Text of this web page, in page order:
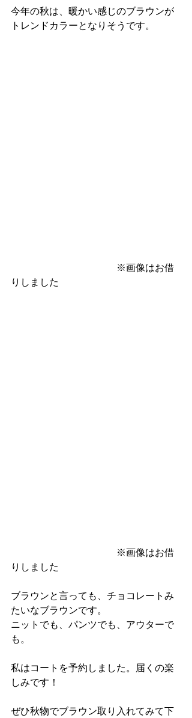
今年の秋は、暖かい感じのブラウンが
トレンドカラーとなりそうです。
※画像はお借
りしました
※画像はお借
りしました
ブラウンと言っても、チョコレートみ
たいなブラウンです。
ニットでも、パンツでも、アウターで
も。
私はコートを予約しました。届くの楽
しみです！
ぜひ秋物でブラウン取り入れてみて下